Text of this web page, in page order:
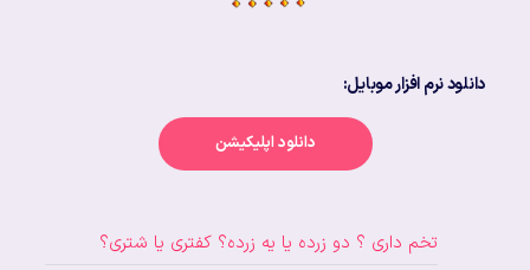
دانلود نرم افزار موبایل:
دانلود اپلیکیشن
تخم داری ؟ دو زرده یا یه زرده؟ کفتری یا شتری؟